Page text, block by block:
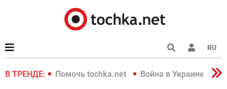
RU
В ТРЕНДЕ:
2022 Помочь tochka.net Война в Украине 2022